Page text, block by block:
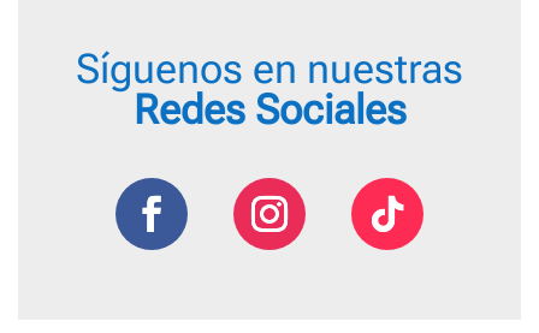
Síguenos en nuestras
Redes Sociales